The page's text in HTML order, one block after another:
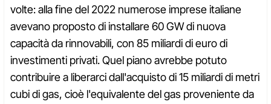
volte: alla fine del 2022 numerose imprese italiane
avevano proposto di installare 60 GW di nuova
capacità da rinnovabili, con 85 miliardi di euro di
investimenti privati. Quel piano avrebbe potuto
contribuire a liberarci dall'acquisto di 15 miliardi di metri
cubi di gas, cioè l'equivalente del gas proveniente da